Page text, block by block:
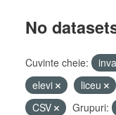
No
Cuvinte cheie:
elevi
liceu
CSV
Grupuri: